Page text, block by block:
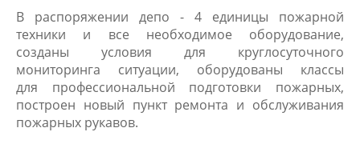
В распоряжении депо - 4 единицы пожарной
техники и все необходимое оборудование,
созданы условия для круглосуточного
мониторинга ситуации, оборудованы классы
для профессиональной подготовки пожарных,
построен новый пункт ремонта и обслуживания
пожарных рукавов.